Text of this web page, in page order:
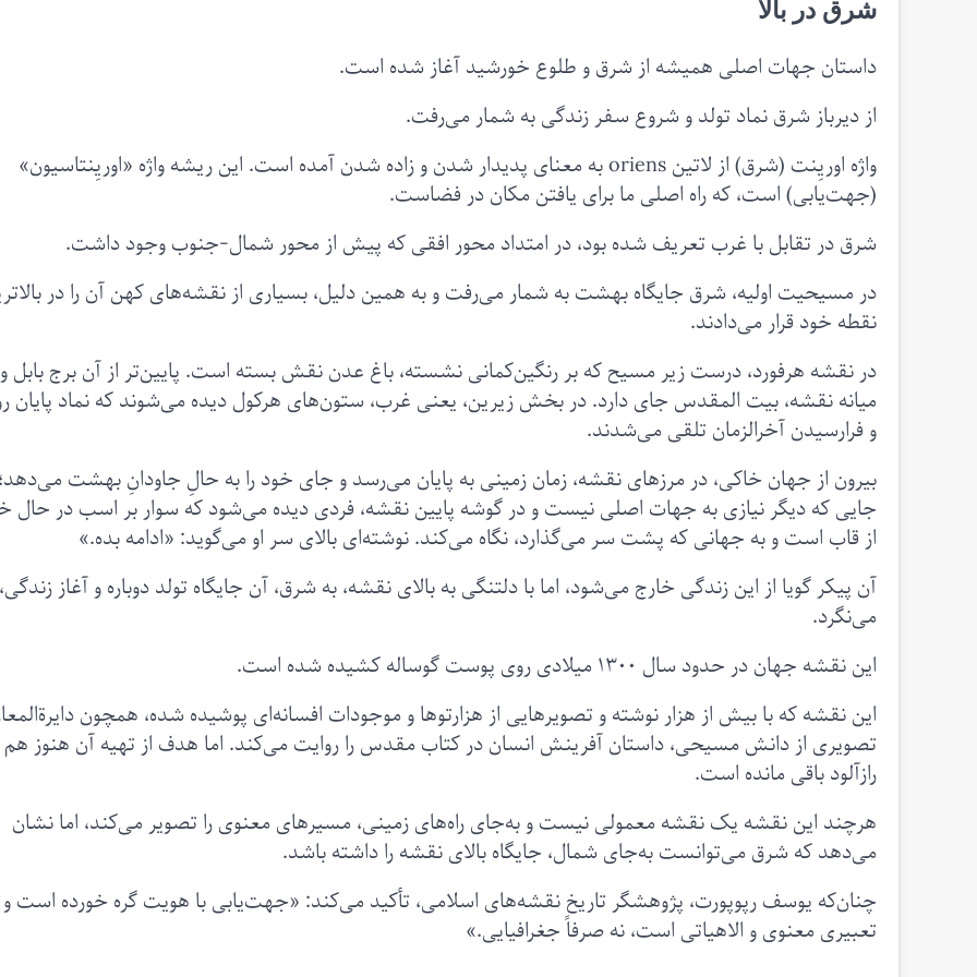
شرق در بالا
داستان جهات اصلی همیشه از شرق و طلوع خورشید آغاز شده است.
از دیرباز شرق نماد تولد و شروع سفر زندگی به شمار می‌رفت.
واژه اوریِنت (شرق) از لاتین oriens به معنای پدیدار شدن و زاده شدن آمده است. این ریشه واژه «اوریِنتاسیون»
(جهت‌یابی) است، که راه اصلی ما برای یافتن مکان در فضاست.
شرق در تقابل با غرب تعریف شده بود، در امتداد محور افقی‌ که پیش از محور شمال-جنوب وجود داشت.
در مسیحیت اولیه، شرق جایگاه بهشت به شمار می‌رفت و به همین دلیل، بسیاری از نقشه‌های کهن آن را در
نقطه خود قرار می‌دادند.
در نقشه هرفورد، درست زیر مسیح که بر رنگین‌کمانی نشسته، باغ عدن نقش بسته است. پایین‌تر از آن برج بابل
میانه نقشه، بیت المقدس جای دارد. در بخش زیرین، یعنی غرب، ستون‌های هرکول دیده می‌شوند که نماد پایان
و فرارسیدن آخرالزمان تلقی می‌شدند.
بیرون از جهان خاکی، در مرزهای نقشه، زمان زمینی به پایان می‌رسد و جای خود را به حالِ جاودانِ بهشت می‌دهد؛
جایی که دیگر نیازی به جهات اصلی نیست و در گوشه‌ پایین نقشه، فردی دیده می‌شود که سوار بر اسب در حال
از قاب است و به جهانی که پشت سر می‌گذارد، نگاه می‌کند. نوشته‌ای بالای سر او می‌گوید: «ادامه بده.»
آن پیکر گویا از این زندگی خارج می‌شود، اما با دلتنگی به بالای نقشه، به شرق، آن جایگاه تولد دوباره و آغاز زندگی،
می‌نگرد.
این نقشه جهان در حدود سال ۱۳۰۰ میلادی روی پوست گوساله کشیده شده است.
این نقشه که با بیش از هزار نوشته و تصویرهایی از هزارتوها و موجودات افسانه‌ای پوشیده شده، همچون
تصویری از دانش مسیحی، داستان آفرینش انسان در کتاب مقدس را روایت می‌کند. اما هدف از تهیه آن هنوز هم
رازآلود باقی مانده است.
هرچند این نقشه یک نقشه معمولی نیست و به‌جای راه‌های زمینی، مسیرهای معنوی را تصویر می‌کند، اما نشان
می‌دهد که شرق می‌توانست به‌جای شمال، جایگاه بالای نقشه را داشته باشد.
چنان‌که یوسف رپوپورت، پژوهشگر تاریخ نقشه‌های اسلامی، تأکید می‌کند: «جهت‌یابی با هویت گره خورده است و
تعبیری معنوی و الاهیاتی است، نه صرفاً جغرافیایی.»